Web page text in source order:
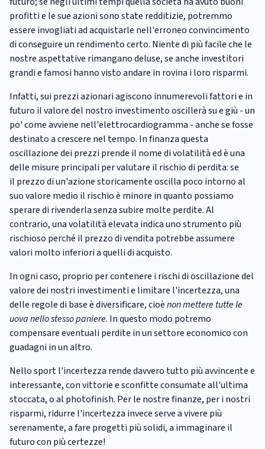
profitti e le sue azioni sono state redditizie, potremmo
essere invogliati ad acquistarle nell'erroneo convincimento
di conseguire un rendimento certo. Niente di più facile che le
nostre aspettative rimangano deluse, se anche investitori
grandi e famosi hanno visto andare in rovina i loro risparmi.
Infatti, sui prezzi azionari agiscono innumerevoli fattori e in
futuro il valore del nostro investimento oscillerà su e giù - un
po' come avviene nell'elettrocardiogramma - anche se fosse
destinato a crescere nel tempo. In finanza questa
oscillazione dei prezzi prende il nome di volatilità ed è una
delle misure principali per valutare il rischio di perdita: se
il prezzo di un'azione storicamente oscilla poco intorno al
suo valore medio il rischio è minore in quanto possiamo
sperare di rivenderla senza subire molte perdite. Al
contrario, una volatilità elevata indica uno strumento più
rischioso perché il prezzo di vendita potrebbe assumere
valori molto inferiori a quelli di acquisto.
In ogni caso, proprio per contenere i rischi di oscillazione del
valore dei nostri investimenti e limitare l'incertezza, una
delle regole di base è diversificare, cioènon mettere tutte le
uova nello stesso paniere. In questo modo potremo
compensare eventuali perdite in un settore economico con
guadagni in un altro.
Nello sport l'incertezza rende davvero tutto più avvincente e
interessante, con vittorie e sconfitte consumate all'ultima
stoccata, o al photofinish. Per le nostre finanze, per i nostri
risparmi, ridurre l'incertezza invece serve a vivere più
serenamente, a fare progetti più solidi, a immaginare il
futuro con più certezze!